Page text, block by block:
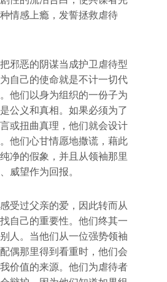
情感上瘾，发誓拯救虐待
邪恶的阴谋当成护卫虐待型
自己的使命就是不计一切代
他们以身为组织的一份子为
公义和真相。如果必须为了
或扭曲真理，他们就会设计
他们心甘情愿地撒谎，藉此
净的假象，并且从领袖那里
威望作为回报。
受过父亲的爱，因此转而从
自己的重要性。他们终其一
人。当他们从一位强势领袖
偶那里得到看重时，他们会
价值的来源。他们为虐待者